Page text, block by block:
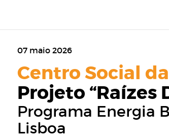
07 maio 2026
Centro Social
Projeto “Raízes
Programa Energia
Lisboa